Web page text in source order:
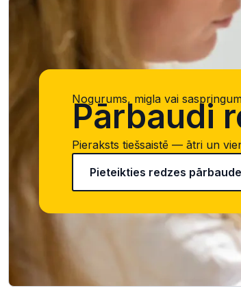
Nogurums, migla vai
Pārbaudi
Pieraksts tiešsaistē — ātri un
Pieteikties redzes